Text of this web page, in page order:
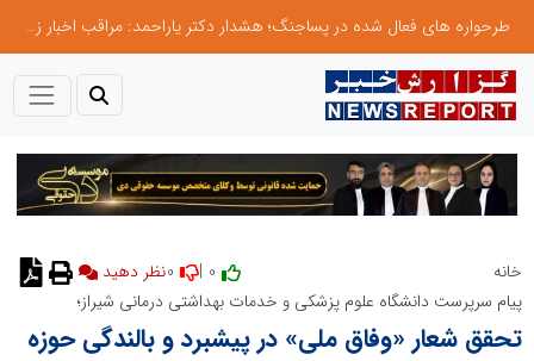
طرحواره های فعال شده در پساجنگ؛ هشدار دکتر یاراحمد: مراقب اخبار زرد و واکنش های هیجانی باشید
خانه
نظر دهید
پیام سرپرست دانشگاه علوم پزشکی و خدمات بهداشتی درمانی شیراز؛
تحقق شعار «وفاق ملی» در پیشبرد و بالندگی حوزه